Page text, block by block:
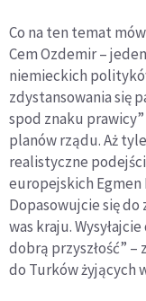
Co na ten temat
Cem Ozdemir –
niemieckich
zdystansowania się
spod znaku
planów rządu. Aż
realistyczne
europejskich Egmen
Dopasowujcie się
was kraju.
dobrą przyszłość” –
do Turków żyjących